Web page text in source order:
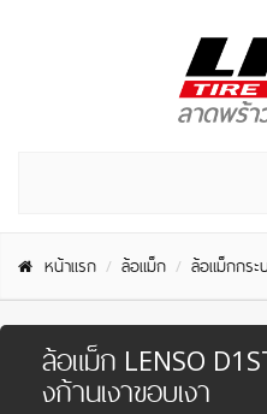
หน้าแรก ล้อแม็ก ล้อแม็กกระ
ล้อแม็ก LENSO
งก้านเงาขอบเงา